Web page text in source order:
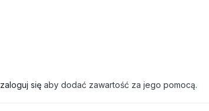
zaloguj się aby dodać zawartość za jego pomocą.